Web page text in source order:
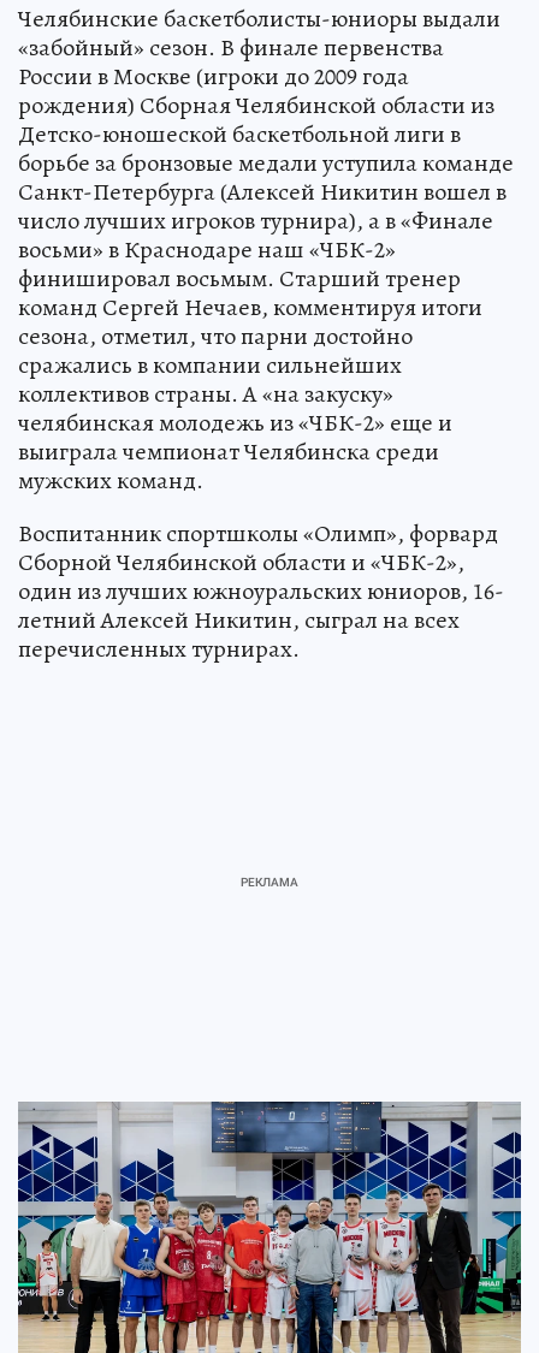
Челябинские баскетболисты-юниоры выдали
«забойный» сезон. В финале первенства
России в Москве (игроки до 2009 года
рождения) Сборная Челябинской области из
Детско-юношеской баскетбольной лиги в
борьбе за бронзовые медали уступила команде
Санкт-Петербурга (Алексей Никитин вошел в
число лучших игроков турнира), а в «Финале
восьми» в Краснодаре наш «ЧБК-2»
финишировал восьмым. Старший тренер
команд Сергей Нечаев, комментируя итоги
сезона, отметил, что парни достойно
сражались в компании сильнейших
коллективов страны. А «на закуску»
челябинская молодежь из «ЧБК-2» еще и
выиграла чемпионат Челябинска среди
мужских команд.
Воспитанник спортшколы «Олимп», форвард
Сборной Челябинской области и «ЧБК-2»,
один из лучших южноуральских юниоров, 16-
летний Алексей Никитин, сыграл на всех
перечисленных турнирах.